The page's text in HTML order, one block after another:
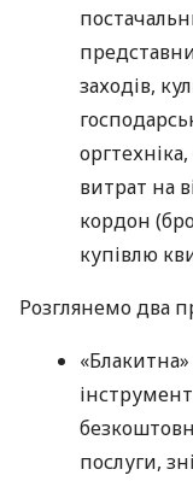
заходів,
витрат на
кордон
купівлю
Розглянемо два
послуги,